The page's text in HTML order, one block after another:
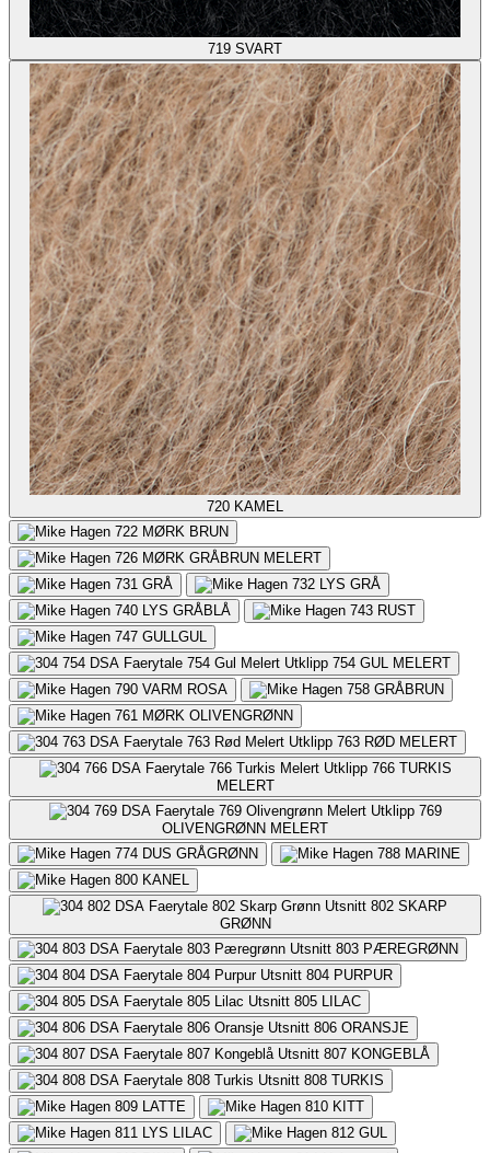
719 SVART
720 KAMEL
722 MØRK BRUN
726 MØRK GRÅBRUN MELERT
731 GRÅ 732 LYS GRÅ
740 LYS GRÅBLÅ 743 RUST
747 GULLGUL
754 GUL MELERT
790 VARM ROSA 758 GRÅBRUN
761 MØRK OLIVENGRØNN
763 RØD MELERT
766 TURKIS
MELERT
769
OLIVENGRØNN MELERT
774 DUS GRÅGRØNN 788 MARINE
800 KANEL
802 SKARP
GRØNN
803 PÆREGRØNN
804 PURPUR
805 LILAC
806 ORANSJE
807 KONGEBLÅ
808 TURKIS
809 LATTE 810 KITT
811 LYS LILAC 812 GUL